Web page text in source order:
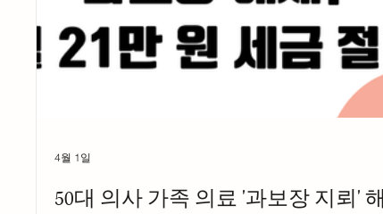
50대 의사 가족 의료 '과보장 지뢰' 해
4월 1일